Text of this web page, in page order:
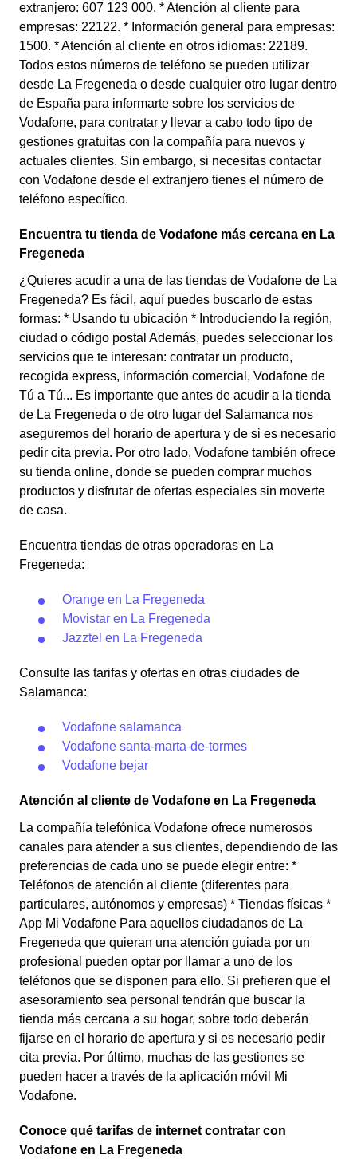
extranjero: 607 123 000. * Atención al cliente para
empresas: 22122. * Información general para empresas:
1500. * Atención al cliente en otros idiomas: 22189.
Todos estos números de teléfono se pueden utilizar
desde La Fregeneda o desde cualquier otro lugar dentro
de España para informarte sobre los servicios de
Vodafone, para contratar y llevar a cabo todo tipo de
gestiones gratuitas con la compañía para nuevos y
actuales clientes. Sin embargo, si necesitas contactar
con Vodafone desde el extranjero tienes el número de
teléfono específico.
Encuentra tu tienda de Vodafone más cercana en La
Fregeneda
¿Quieres acudir a una de las tiendas de Vodafone de La
Fregeneda? Es fácil, aquí puedes buscarlo de estas
formas: * Usando tu ubicación * Introduciendo la región,
ciudad o código postal Además, puedes seleccionar los
servicios que te interesan: contratar un producto,
recogida express, información comercial, Vodafone de
Tú a Tú... Es importante que antes de acudir a la tienda
de La Fregeneda o de otro lugar del Salamanca nos
aseguremos del horario de apertura y de si es necesario
pedir cita previa. Por otro lado, Vodafone también ofrece
su tienda online, donde se pueden comprar muchos
productos y disfrutar de ofertas especiales sin moverte
de casa.
Encuentra tiendas de otras operadoras en La
Fregeneda:
Orange en La Fregeneda
Movistar en La Fregeneda
Jazztel en La Fregeneda
Consulte las tarifas y ofertas en otras ciudades de
Salamanca:
Vodafone salamanca
Vodafone santa-marta-de-tormes
Vodafone bejar
Atención al cliente de Vodafone en La Fregeneda
La compañía telefónica Vodafone ofrece numerosos
canales para atender a sus clientes, dependiendo de las
preferencias de cada uno se puede elegir entre: *
Teléfonos de atención al cliente (diferentes para
particulares, autónomos y empresas) * Tiendas físicas *
App Mi Vodafone Para aquellos ciudadanos de La
Fregeneda que quieran una atención guiada por un
profesional pueden optar por llamar a uno de los
teléfonos que se disponen para ello. Si prefieren que el
asesoramiento sea personal tendrán que buscar la
tienda más cercana a su hogar, sobre todo deberán
fijarse en el horario de apertura y si es necesario pedir
cita previa. Por último, muchas de las gestiones se
pueden hacer a través de la aplicación móvil Mi
Vodafone.
Conoce qué tarifas de internet contratar con
Vodafone en La Fregeneda